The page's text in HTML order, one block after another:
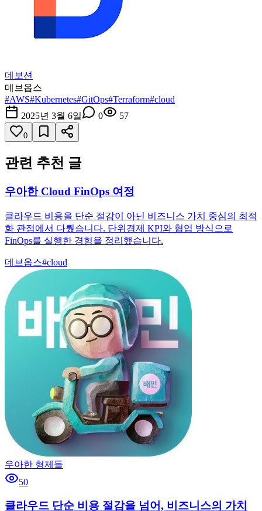
데보션
데브옵스
#AWS#Kubernetes#GitOps#Terraform#cloud
2025년 3월 6일
0 57
0
관련 추천 글
우아한 Cloud FinOps 여정
클라우드 비용을 단순 절감이 아닌 비즈니스 가치 중심의 최적
화 관점에서 다뤘습니다. 단위경제 KPI와 협업 방식으로
FinOps를 실행한 경험을 정리했습니다.
데브옵스#cloud
우아한 형제들
50
클라우드 단순 비용 절감을 넘어, 비즈니스의 가치